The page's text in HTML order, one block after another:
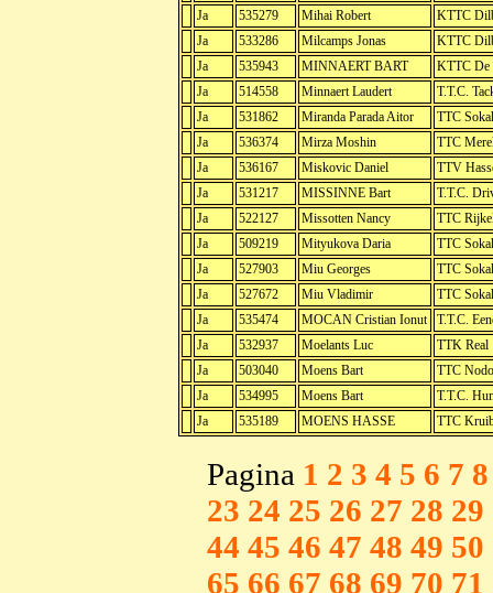
Ja
535279 Mihai Robert
KTTC
Ja
533286 Milcamps Jonas
KTTC
Ja
535943 MINNAERT BART
KTTC De
Ja
514558 Minnaert Laudert
T.T.C.
Ja
531862 Miranda Parada Aitor
TTC
Ja
536374 Mirza Moshin
TTC
Ja
536167 Miskovic Daniel
TTV
Ja
531217 MISSINNE Bart
T.T.C.
Ja
522127 Missotten Nancy
TTC
Ja
509219 Mityukova Daria
TTC
Ja
527903 Miu Georges
TTC
Ja
527672 Miu Vladimir
TTC
Ja
535474 MOCAN Cristian Ionut
T.T.C.
Ja
532937 Moelants Luc
TTK Real
Ja
503040 Moens Bart
TTC Nodo
Ja
534995 Moens Bart
T.T.C.
Ja
535189 MOENS HASSE TTC
Pagina 1 2 3 4 5 6 7 8
23 24 25 26 27 28 29
44 45 46 47 48 49 50
65 66 67 68 69 70 71